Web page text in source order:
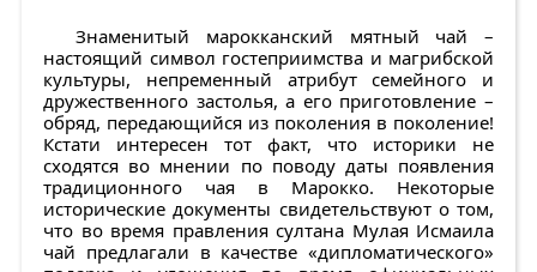
Знаменитый марокканский мятный чай –
настоящий символ гостеприимства и магрибской
культуры, непременный атрибут семейного и
дружественного застолья, а его приготовление –
обряд, передающийся из поколения в поколение!
Кстати интересен тот факт, что историки не
сходятся во мнении по поводу даты появления
традиционного чая в Марокко. Некоторые
исторические документы свидетельствуют о том,
что во время правления султана Мулая Исмаила
чай предлагали в качестве «дипломатического»